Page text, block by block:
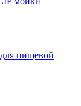
пищевой